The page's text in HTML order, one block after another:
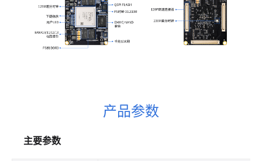
产品参数
主要参数